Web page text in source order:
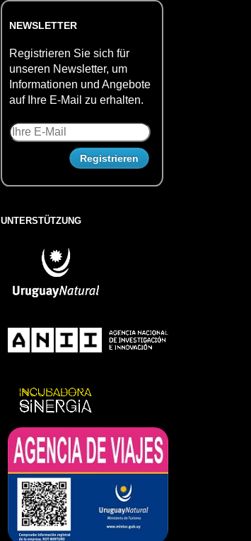
NEWSLETTER
Registrieren Sie sich für
unseren Newsletter, um
Informationen und Angebote
auf Ihre E-Mail zu erhalten.
UNTERSTÜTZUNG